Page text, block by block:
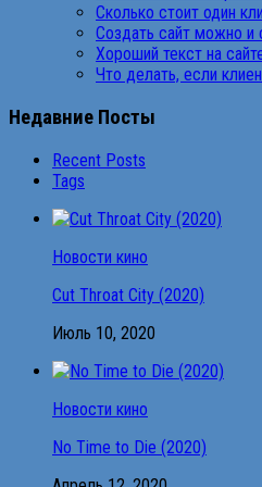
Сколько стоит один
Создать сайт можно и
Хороший текст на
Что делать, если
Недавние Посты
Recent Posts
Tags
Новости кино
Cut Throat City (2020)
Июль 10, 2020
Новости кино
No Time to Die (2020)